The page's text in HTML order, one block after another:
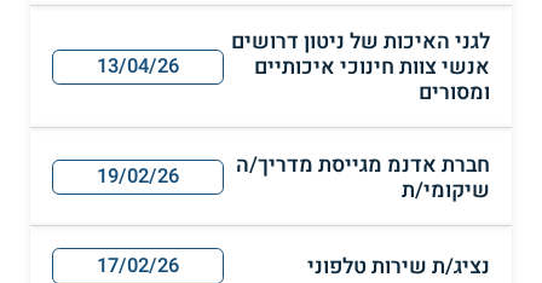
לגני האיכות של ניטון דרושים
אנשי צוות חינוכי איכותיים
ומסורים
13/04/26
חברת אדנמ מגייסת מדריך/ה
שיקומי/ת
19/02/26
נציג/ת שירות טלפוני 17/02/26